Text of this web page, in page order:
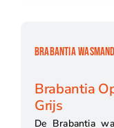
BRABANTIA
Brabantia
Grijs
De Brabantia